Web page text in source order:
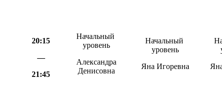
20:15
—
21:45
Начальный
уровень
Александра
Денисовна
Начальный
уровень
Яна Игоревна